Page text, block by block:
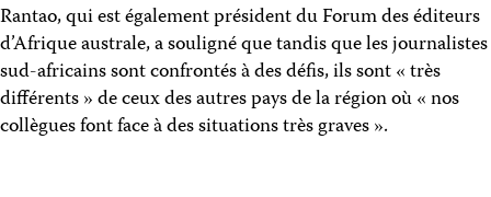
Rantao, qui est également président du Forum des éditeurs
d’Afrique australe, a souligné que tandis que les journalistes
sud-africains sont confrontés à des défis, ils sont « très
différents » de ceux des autres pays de la région où « nos
collègues font face à des situations très graves ».